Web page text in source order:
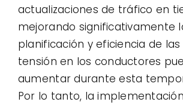
actualizaciones de tráfico en
mejorando significativamente
planificación y eficiencia de las
tensión en los conductores
aumentar durante esta
Por lo tanto, la